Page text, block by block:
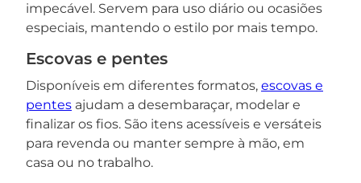
impecável. Servem para uso diário ou ocasiões
especiais, mantendo o estilo por mais tempo.
Escovas e pentes
Disponíveis em diferentes formatos, escovas e
pentes ajudam a desembaraçar, modelar e
finalizar os fios. São itens acessíveis e versáteis
para revenda ou manter sempre à mão, em
casa ou no trabalho.